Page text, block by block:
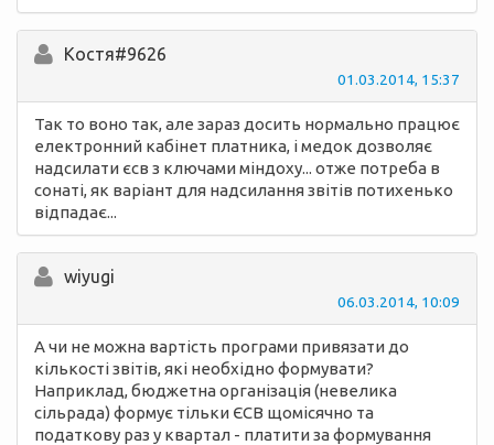
Костя#9626
01.03.2014, 15:37
Так то воно так, але зараз досить нормально працює
електронний кабінет платника, і медок дозволяє
надсилати єсв з ключами міндоху... отже потреба в
сонаті, як варіант для надсилання звітів потихенько
відпадає...
wiyugi
06.03.2014, 10:09
А чи не можна вартість програми привязати до
кількості звітів, які необхідно формувати?
Наприклад, бюджетна організація (невелика
сільрада) формує тільки ЄСВ щомісячно та
податкову раз у квартал - платити за формування